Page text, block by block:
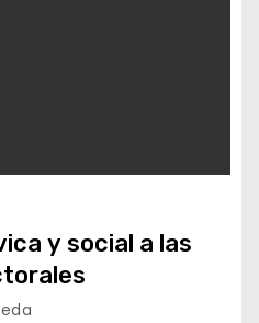
y social a las